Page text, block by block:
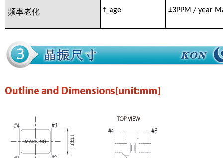
频率老化 f_age ±3PPM / year